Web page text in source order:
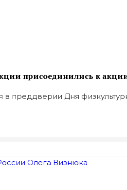
присоединились к
преддверии Дня